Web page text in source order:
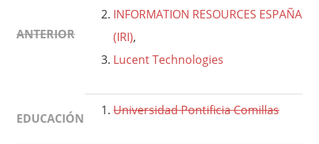
ANTERIOR
INFORMATION RESOURCES ESPAÑA
(IRI),
Lucent Technologies
EDUCACIÓN
Universidad Pontificia Comillas